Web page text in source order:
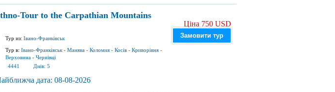
Tour to the Carpathian Mountains
Тур из: Івано-Франківськ
Тур в: Івано-Франківськ - Манява - Коломия - Косів - Криворівня -
Верховина - Чернівці
4441
Днів: 5
Ціна 750 USD
Замовити тур
дата: 08-08-2026